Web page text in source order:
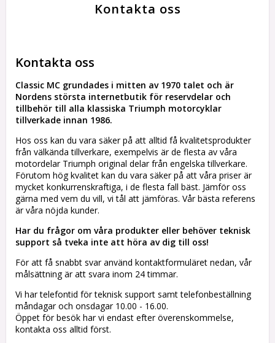
Kontakta oss
Kontakta oss
Classic MC grundades i mitten av 1970 talet och är
Nordens största internetbutik för reservdelar och
tillbehör till alla klassiska Triumph motorcyklar
tillverkade innan 1986.
Hos oss kan du vara säker på att alltid få kvalitetsprodukter
från välkända tillverkare, exempelvis är de flesta av våra
motordelar Triumph original delar från engelska tillverkare.
Förutom hög kvalitet kan du vara säker på att våra priser är
mycket konkurrenskraftiga, i de flesta fall bäst. Jämför oss
gärna med vem du vill, vi tål att jämföras. Vår bästa referens
är våra nöjda kunder.
Har du frågor om våra produkter eller behöver teknisk
support så tveka inte att höra av dig till oss!
För att få snabbt svar använd kontaktformuläret nedan, vår
målsättning är att svara inom 24 timmar.
Vi har telefontid för teknisk support samt telefonbeställning
måndagar och onsdagar 10.00 - 16.00.
Öppet för besök har vi endast efter överenskommelse,
kontakta oss alltid först.